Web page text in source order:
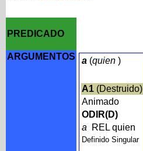
PREDICADO
ARGUMENTOS
a(quien)
A1(Destruido)
Animado
ODIR(D)
a
REL quien
Definido Singular